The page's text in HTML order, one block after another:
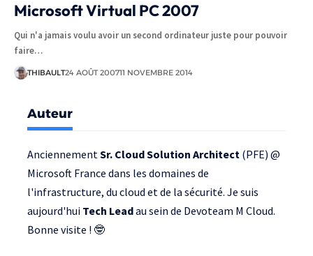
Microsoft Virtual PC 2007
Qui n'a jamais voulu avoir un second ordinateur juste pour pouvoir
faire…
THIBAULT24 AOÛT 200711 NOVEMBRE 2014
Auteur
AnciennementSr. Cloud Solution Architect (PFE) @
Microsoft France dans les domaines de
l'infrastructure, du cloud et de la sécurité. Je suis
aujourd'hui Tech Leadau sein de Devoteam M Cloud.
Bonne visite ! 🤓